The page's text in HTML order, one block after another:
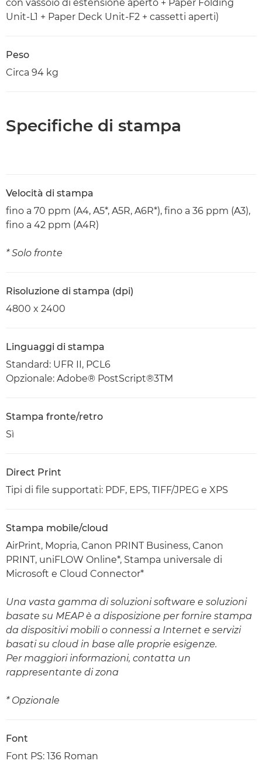
con vassoio di estensione aperto + Paper Folding
Unit-L1 + Paper Deck Unit-F2 + cassetti aperti)
Peso
Circa 94 kg
Specifiche di stampa
Velocità di stampa
fino a 70 ppm (A4, A5*, A5R, A6R*), fino a 36 ppm (A3),
fino a 42 ppm (A4R)
* Solo fronte
Risoluzione di stampa (dpi)
4800 x 2400
Linguaggi di stampa
Standard: UFR II, PCL6
Opzionale: Adobe® PostScript®3TM
Stampa fronte/retro
Sì
Direct Print
Tipi di file supportati: PDF, EPS, TIFF/JPEG e XPS
Stampa mobile/cloud
AirPrint, Mopria, Canon PRINT Business, Canon
PRINT, uniFLOW Online*, Stampa universale di
Microsoft e Cloud Connector*
Una vasta gamma di soluzioni software e soluzioni
basate su MEAP è a disposizione per fornire stampa
da dispositivi mobili o connessi a Internet e servizi
basati su cloud in base alle proprie esigenze.
Per maggiori informazioni, contatta un
rappresentante di zona
* Opzionale
Font
Font PS: 136 Roman